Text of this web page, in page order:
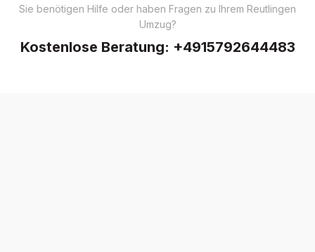
Sie benötigen Hilfe oder haben Fragen zu Ihrem Reutlingen
Umzug?
Kostenlose Beratung: +4915792644483